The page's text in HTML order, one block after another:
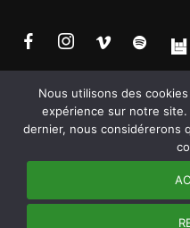
Nous utilisons des
expérience sur notre
dernier, nous considérerons